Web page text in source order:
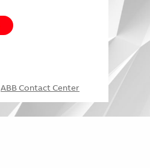
ABB Contact Center